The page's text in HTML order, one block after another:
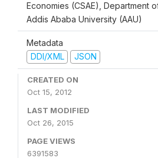
Economies (CSAE), Department
Addis Ababa University (AAU)
Metadata
DDI/XML
JSON
CREATED ON
Oct 15, 2012
LAST MODIFIED
Oct 26, 2015
PAGE VIEWS
6391583